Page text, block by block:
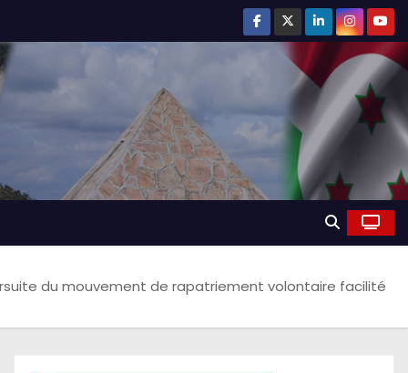
du mouvement de rapatriement volontaire facilité